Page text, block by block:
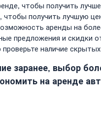
чтобы получить
чтобы получить лучшую
аренды на
предложения и скидки
проверьте наличие
заранее, выбор
на аренде